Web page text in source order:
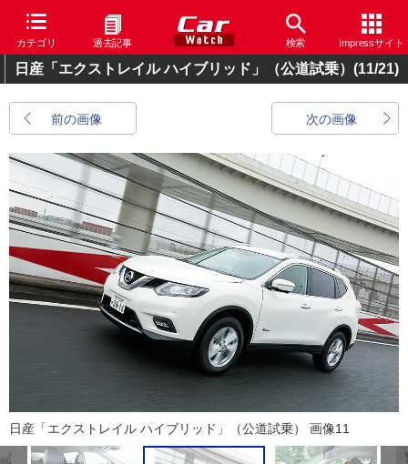
カテゴリ 過去記事 検索 Impressサイト
日産「エクストレイル ハイブリッド」（公道試乗） (11/21)
前の画像 次の画像
日産「エクストレイル ハイブリッド」（公道試乗） 画像11